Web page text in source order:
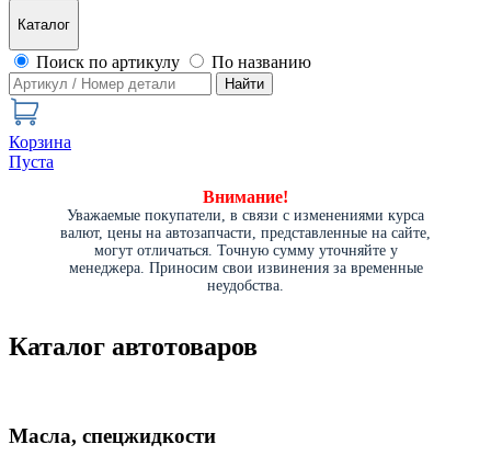
Каталог
Поиск по артикулу По названию
Найти
Корзина
Пуста
Внимание!
Уважаемые покупатели, в связи с изменениями курса
валют, цены на автозапчасти, представленные на сайте,
могут отличаться. Точную сумму уточняйте у
менеджера. Приносим свои извинения за временные
неудобства.
Каталог автотоваров
Масла, спецжидкости